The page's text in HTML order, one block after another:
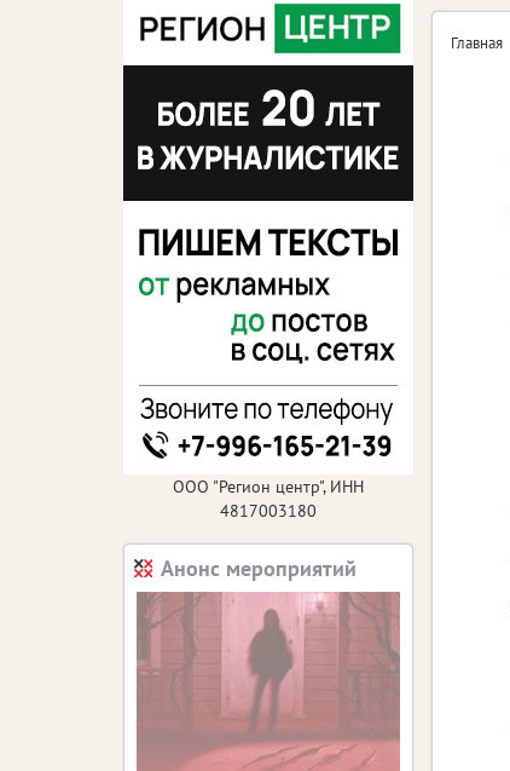
Главная
ООО "Регион центр", ИНН
4817003180
Анонс мероприятий